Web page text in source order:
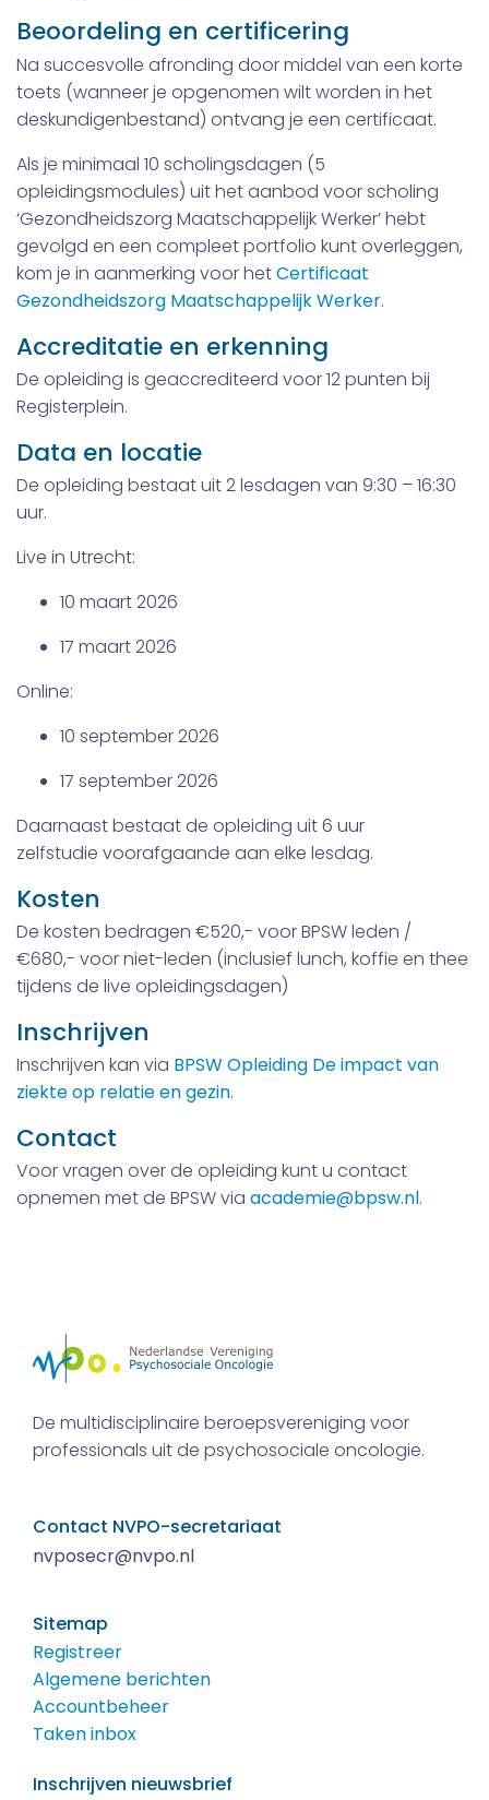
Beoordeling en certificering
Na succesvolle afronding door middel van een korte
toets (wanneer je opgenomen wilt worden in het
deskundigenbestand) ontvang je een certificaat.
Als je minimaal 10 scholingsdagen (5
opleidingsmodules) uit het aanbod voor scholing
‘Gezondheidszorg Maatschappelijk Werker’ hebt
gevolgd en een compleet portfolio kunt overleggen,
kom je in aanmerking voor hetCertificaat
Gezondheidszorg Maatschappelijk Werker.
Accreditatie en erkenning
De opleiding is geaccrediteerd voor 12 punten bij
Registerplein.
Data en locatie
De opleiding bestaat uit 2 lesdagen van 9:30 – 16:30
uur.
Live in Utrecht:
10 maart 2026
17 maart 2026
Online:
10 september 2026
17 september 2026
Daarnaast bestaat de opleiding uit 6 uur
zelfstudie voorafgaande aan elke lesdag.
Kosten
De kosten bedragen €520,- voor BPSW leden /
€680,- voor niet-leden (inclusief lunch, koffie en thee
tijdens de live opleidingsdagen)
Inschrijven
Inschrijven kan via BPSW Opleiding De impact van
ziekte op relatie en gezin.
Contact
Voor vragen over de opleiding kunt u contact
opnemen met de BPSW via academie@bpsw.nl.
De multidisciplinaire beroepsvereniging voor
professionals uit de psychosociale oncologie.
Contact NVPO-secretariaat
nvposecr@nvpo.nl
Sitemap
Registreer
Algemene berichten
Accountbeheer
Taken inbox
Inschrijven nieuwsbrief